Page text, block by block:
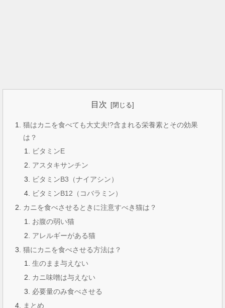
目次
猫はカニを食べても大丈夫!?含まれる栄養素とその効果
は？
ビタミンE
アスタキサンチン
ビタミンB3（ナイアシン）
ビタミンB12（コバラミン）
カニを食べさせるときに注意すべき猫は？
お腹の弱い猫
アレルギーがある猫
猫にカニを食べさせる方法は？
生のまま与えない
カニ味噌は与えない
必要量のみ食べさせる
まとめ